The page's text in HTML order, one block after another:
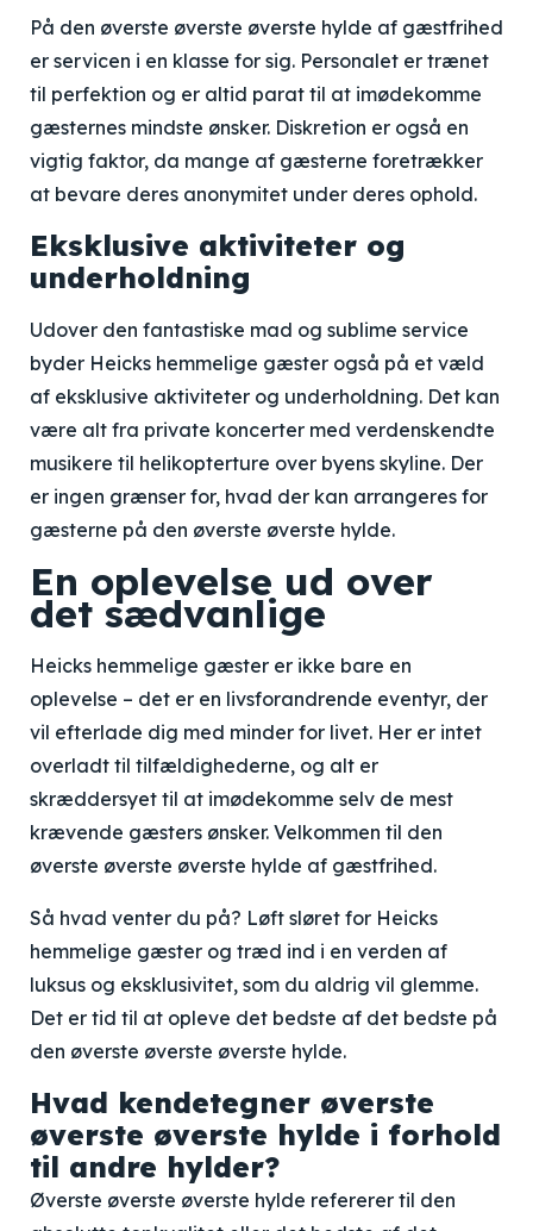
På den øverste øverste øverste hylde af gæstfrihed
er servicen i en klasse for sig. Personalet er trænet
til perfektion og er altid parat til at imødekomme
gæsternes mindste ønsker. Diskretion er også en
vigtig faktor, da mange af gæsterne foretrækker
at bevare deres anonymitet under deres ophold.
Eksklusive aktiviteter og
underholdning
Udover den fantastiske mad og sublime service
byder Heicks hemmelige gæster også på et væld
af eksklusive aktiviteter og underholdning. Det kan
være alt fra private koncerter med verdenskendte
musikere til helikopterture over byens skyline. Der
er ingen grænser for, hvad der kan arrangeres for
gæsterne på den øverste øverste hylde.
En oplevelse ud over
det sædvanlige
Heicks hemmelige gæster er ikke bare en
oplevelse – det er en livsforandrende eventyr, der
vil efterlade dig med minder for livet. Her er intet
overladt til tilfældighederne, og alt er
skræddersyet til at imødekomme selv de mest
krævende gæsters ønsker. Velkommen til den
øverste øverste øverste hylde af gæstfrihed.
Så hvad venter du på? Løft sløret for Heicks
hemmelige gæster og træd ind i en verden af
luksus og eksklusivitet, som du aldrig vil glemme.
Det er tid til at opleve det bedste af det bedste på
den øverste øverste øverste hylde.
Hvad kendetegner øverste
øverste øverste hylde i forhold
til andre hylder?
Øverste øverste øverste hylde refererer til den